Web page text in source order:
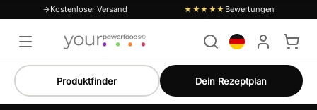
Kostenloser Versand ★★★★★ Bewertungen
Produktfinder Dein Rezeptplan